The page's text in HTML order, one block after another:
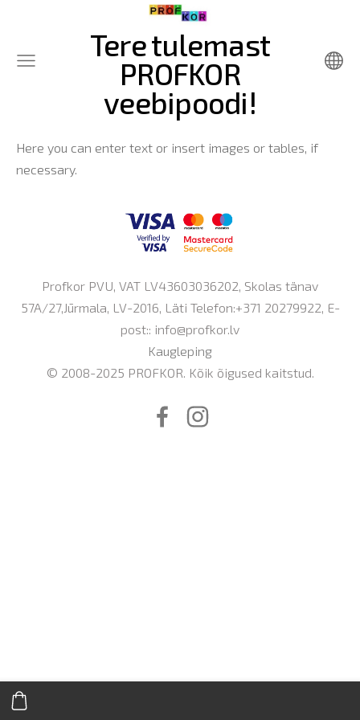
Tere tulemast
PROFKOR
veebipoodi!
Here you can enter text or insert images or tables, if
necessary.
Profkor PVU, VAT LV43603036202, Skolas tänav
57A/27,Jūrmala, LV-2016, Läti Telefon:+371 20279922, E-
post:: info@profkor.lv
Kaugleping
© 2008-2025 PROFKOR. Kõik õigused kaitstud.